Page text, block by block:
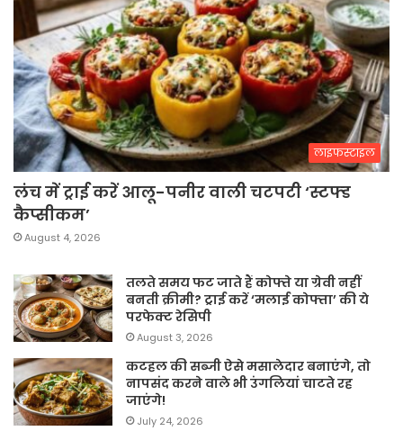
लाइफस्टाइल
लंच में ट्राई करें आलू-पनीर वाली चटपटी ‘स्टफ्ड
कैप्सीकम’
August 4, 2026
तलते समय फट जाते हैं कोफ्ते या ग्रेवी नहीं
बनती क्रीमी? ट्राई करें ‘मलाई कोफ्ता’ की ये
परफेक्ट रेसिपी
August 3, 2026
कटहल की सब्जी ऐसे मसालेदार बनाएंगे, तो
नापसंद करने वाले भी उंगलियां चाटते रह
जाएंगे!
July 24, 2026